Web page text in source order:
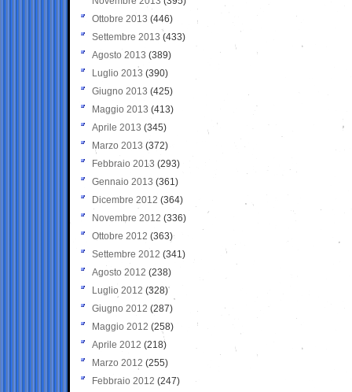
Ottobre 2013 (446)
Settembre 2013 (433)
Agosto 2013 (389)
Luglio 2013 (390)
Giugno 2013 (425)
Maggio 2013 (413)
Aprile 2013 (345)
Marzo 2013 (372)
Febbraio 2013 (293)
Gennaio 2013 (361)
Dicembre 2012 (364)
Novembre 2012 (336)
Ottobre 2012 (363)
Settembre 2012 (341)
Agosto 2012 (238)
Luglio 2012 (328)
Giugno 2012 (287)
Maggio 2012 (258)
Aprile 2012 (218)
Marzo 2012 (255)
Febbraio 2012 (247)